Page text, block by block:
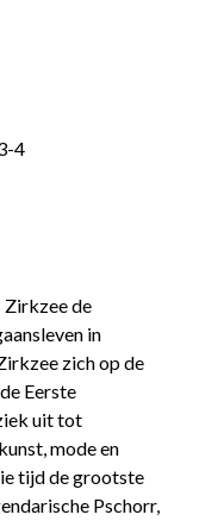
4
Zirkzee de
in
zich op de
Eerste
uit tot
mode en
tijd de grootste
Pschorr,